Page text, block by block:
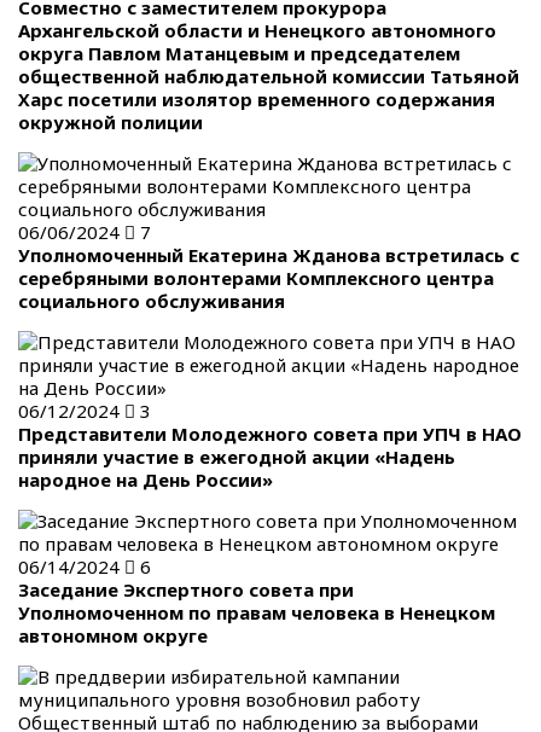
Совместно с заместителем прокурора
Архангельской области и Ненецкого автономного
округа Павлом Матанцевым и председателем
общественной наблюдательной комиссии Татьяной
Харс посетили изолятор временного содержания
окружной полиции
06/06/2024
7
Уполномоченный Екатерина Жданова встретилась с
серебряными волонтерами Комплексного центра
социального обслуживания
06/12/2024
3
Представители Молодежного совета при УПЧ в НАО
приняли участие в ежегодной акции «Надень
народное на День России»
06/14/2024
6
Заседание Экспертного совета при
Уполномоченном по правам человека в Ненецком
автономном округе